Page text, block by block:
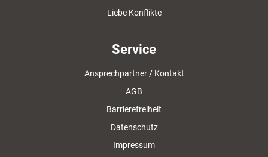
Liebe Konflikte
Service
Ansprechpartner / Kontakt
AGB
Barrierefreiheit
Datenschutz
Impressum